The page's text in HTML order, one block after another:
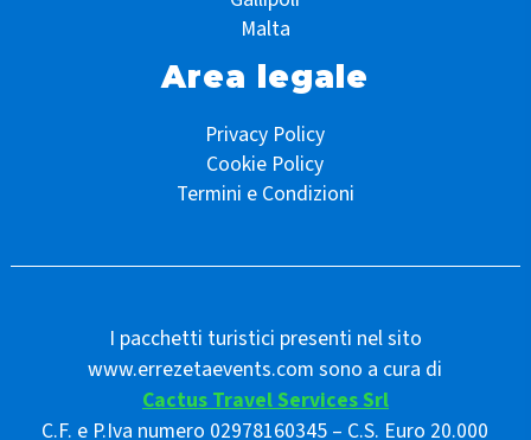
Malta
Area legale
Privacy Policy
Cookie Policy
Termini e Condizioni
I pacchetti turistici presenti nel sito
www.errezetaevents.com sono a cura di
Cactus Travel Services Srl
C.F. e P.Iva numero 02978160345 – C.S. Euro 20.000